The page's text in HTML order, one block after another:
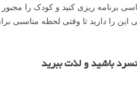
برنامه ریزی کنید و کودک را
این را دارید تا وقتی لحظه مناسبی
باشید و لذت ببرید